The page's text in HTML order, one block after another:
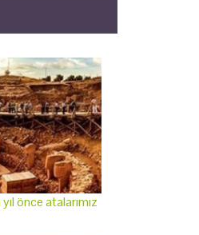
önce atalarımız